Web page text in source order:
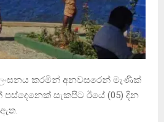
කරමින් අනවසරෙන් මැණික්
සැකපිට ඊයේ (05) දින
ඇත.